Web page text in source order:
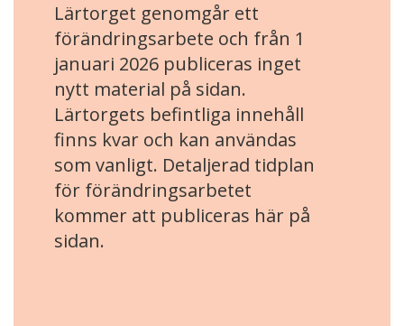
Lärtorget genomgår ett
förändringsarbete och från 1
januari 2026 publiceras inget
nytt material på sidan.
Lärtorgets befintliga innehåll
finns kvar och kan användas
som vanligt. Detaljerad tidplan
för förändringsarbetet
kommer att publiceras här på
sidan.